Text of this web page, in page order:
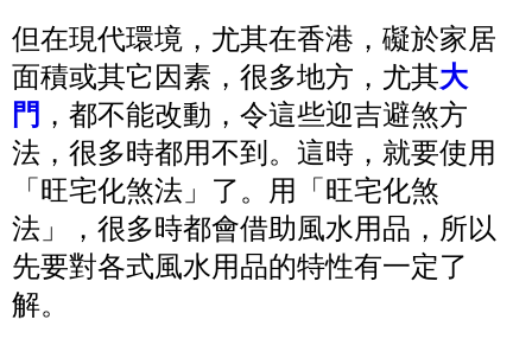
但在現代環境，尤其在香港，礙於家居
面積或其它因素，很多地方，尤其大
門 ，都不能改動，令這些迎吉避煞方
法，很多時都用不到。這時，就要使用
「旺宅化煞法」了。用「旺宅化煞
法」，很多時都會借助風水用品，所以
先要對各式風水用品的特性有一定了
解。